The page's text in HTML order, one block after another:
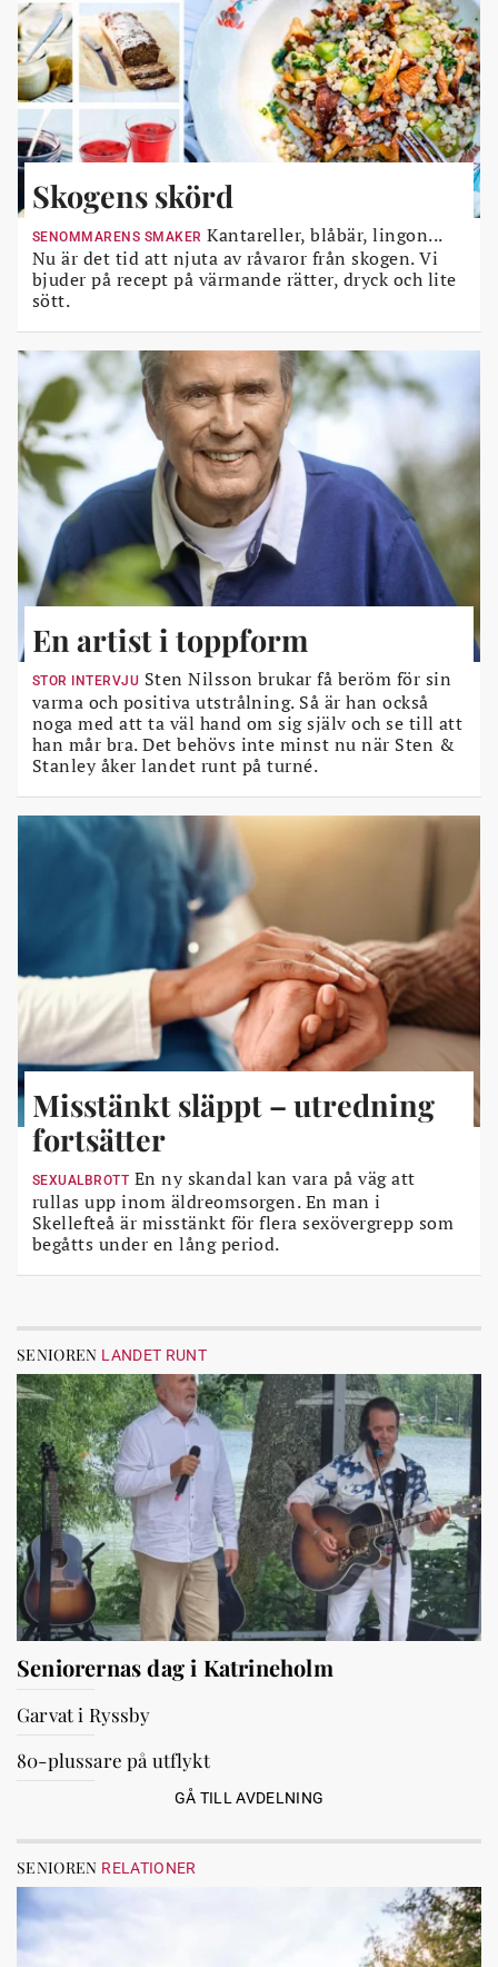
Skogens skörd
SENOMMARENS SMAKER Kantareller, blåbär, lingon...
Nu är det tid att njuta av råvaror från skogen. Vi
bjuder på recept på värmande rätter, dryck och lite
sött.
En artist i toppform
STOR INTERVJU Sten Nilsson brukar få beröm för sin
varma och positiva utstrålning. Så är han också
noga med att ta väl hand om sig själv och se till att
han mår bra. Det behövs inte minst nu när Sten &
Stanley åker landet runt på turné.
Misstänkt släppt – utredning
fortsätter
SEXUALBROTT En ny skandal kan vara på väg att
rullas upp inom äldreomsorgen. En man i
Skellefteå är misstänkt för flera sexövergrepp som
begåtts under en lång period.
SENIOREN LANDET RUNT
Seniorernas dag i Katrineholm
Garvat i Ryssby
80-plussare på utflykt
GÅ TILL AVDELNING
SENIOREN RELATIONER